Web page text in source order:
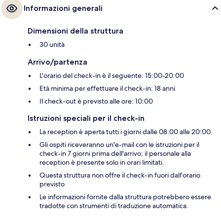
Informazioni generali
Dimensioni della struttura
30 unità
Arrivo/partenza
L'orario del check-in è il seguente: 15:00-20:00
Età minima per effettuare il check-in: 18 anni
Il check-out è previsto alle ore: 10:00
Istruzioni speciali per il check-in
La reception è aperta tutti i giorni dalle 08:00 alle 20:00.
Gli ospiti riceveranno un'e-mail con le istruzioni per il
check-in 7 giorni prima dell'arrivo; il personale alla
reception è presente solo in orari limitati.
Questa struttura non offre il check-in fuori dall'orario
previsto
Le informazioni fornite dalla struttura potrebbero essere
tradotte con strumenti di traduzione automatica.